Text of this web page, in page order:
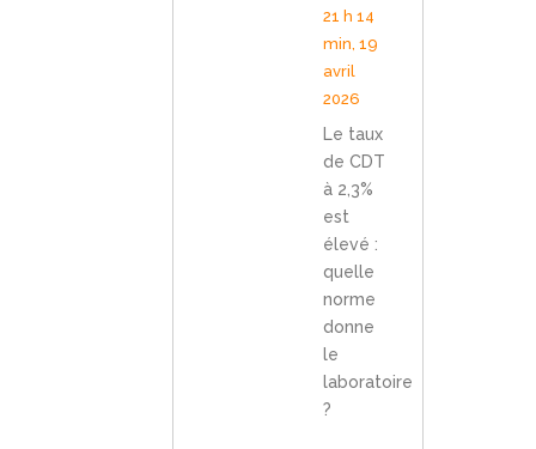
21 h 14
min, 19
avril
2026
Le taux
de CDT
à 2,3%
est
élevé :
quelle
norme
donne
le
laboratoire
?